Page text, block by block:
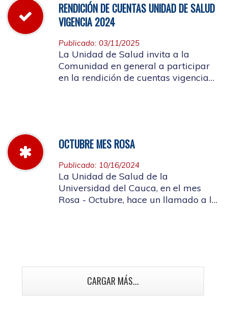
RENDICIÓN DE CUENTAS UNIDAD DE SALUD
VIGENCIA 2024
Publicado: 03/11/2025
La Unidad de Salud invita a la
Comunidad en general a participar
en la rendición de cuentas vigencia
OCTUBRE MES ROSA
Publicado: 10/16/2024
La Unidad de Salud de la
Universidad del Cauca, en el mes
Rosa - Octubre, hace un llamado a la
CARGAR MÁS...